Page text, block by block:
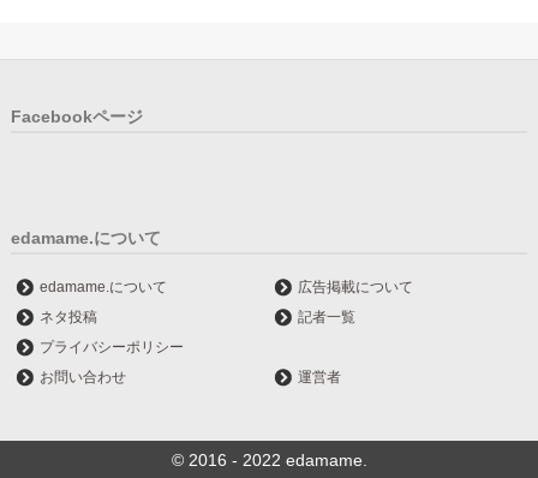
Facebookページ
edamame.について
edamame.について
広告掲載について
ネタ投稿
記者一覧
プライバシーポリシー
お問い合わせ
運営者
© 2016 - 2022 edamame.